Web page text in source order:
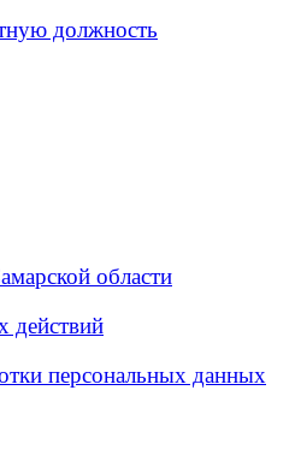
должность
области
действий
персональных данных